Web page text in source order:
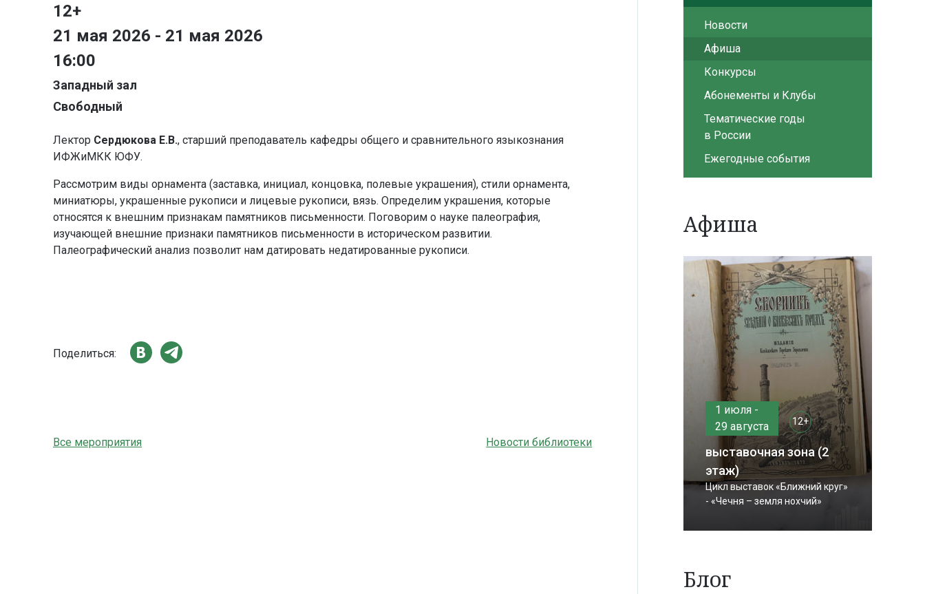
12+
21 мая 2026 - 21 мая 2026
16:00
Западный зал
Свободный
Лектор Сердюкова Е.В., старший преподаватель кафедры общего и сравнительного языкознания
ИФЖиМКК ЮФУ.
Рассмотрим виды орнамента (заставка, инициал, концовка, полевые украшения), стили орнамента,
миниатюры, украшенные рукописи и лицевые рукописи, вязь. Определим украшения, которые
относятся к внешним признакам памятников письменности. Поговорим о науке палеография,
изучающей внешние признаки памятников письменности в историческом развитии.
Палеографический анализ позволит нам датировать недатированные рукописи.
Поделиться:
Все мероприятия Новости библиотеки
Новости
Афиша
Конкурсы
Абонементы и Клубы
Тематические годы
в России
Ежегодные события
Афиша
1 июля -
29 августа
12+
выставочная зона (2
этаж)
Цикл выставок «Ближний круг»
- «Чечня – земля нохчий»
Блог